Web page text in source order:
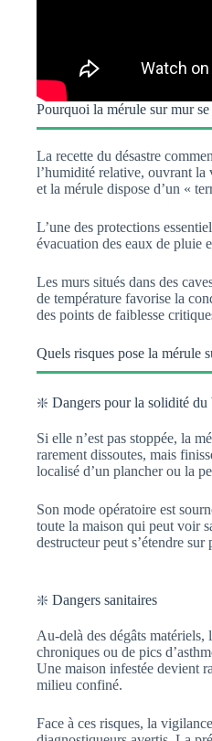
Pourquoi la mérule sur mur
La recette du désastre
l’humidité relative, ouvrant la
et la mérule dispose d’un «
L’une des protections
évacuation des eaux de pluie
Les murs situés dans des
de température favorise la
des points de faiblesse
Quels risques pose la mérule
❇️ Dangers pour la solidité du
Si elle n’est pas stoppée, la
rarement dissoutes, mais
localisé d’un plancher ou la
Son mode opératoire est
toute la maison qui peut voir
destructeur peut s’étendre
❇️ Dangers sanitaires
Au-delà des dégâts matériels,
chroniques ou de pics
Une maison infestée devient
milieu confiné.
Face à ces risques, la